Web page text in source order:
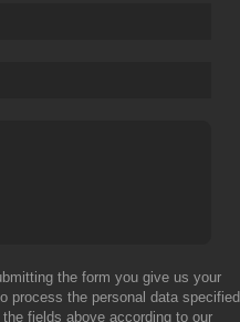
the form you give us your
process the personal data specified
the fields above according to our